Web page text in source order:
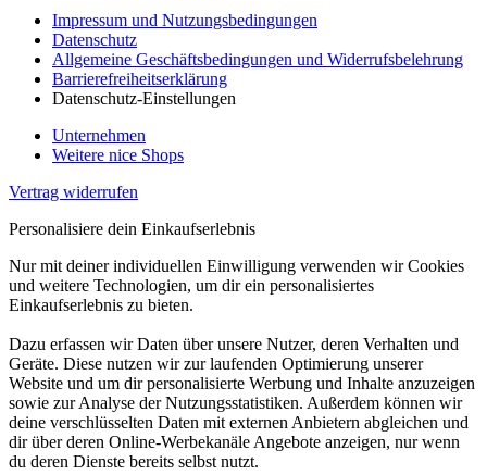
Impressum und Nutzungsbedingungen
Datenschutz
Allgemeine Geschäftsbedingungen und Widerrufsbelehrung
Barrierefreiheitserklärung
Datenschutz-Einstellungen
Unternehmen
Weitere nice Shops
Vertrag widerrufen
Personalisiere dein Einkaufserlebnis
Nur mit deiner individuellen Einwilligung verwenden wir Cookies
und weitere Technologien, um dir ein personalisiertes
Einkaufserlebnis zu bieten.
Dazu erfassen wir Daten über unsere Nutzer, deren Verhalten und
Geräte. Diese nutzen wir zur laufenden Optimierung unserer
Website und um dir personalisierte Werbung und Inhalte anzuzeigen
sowie zur Analyse der Nutzungsstatistiken. Außerdem können wir
deine verschlüsselten Daten mit externen Anbietern abgleichen und
dir über deren Online-Werbekanäle Angebote anzeigen, nur wenn
du deren Dienste bereits selbst nutzt.